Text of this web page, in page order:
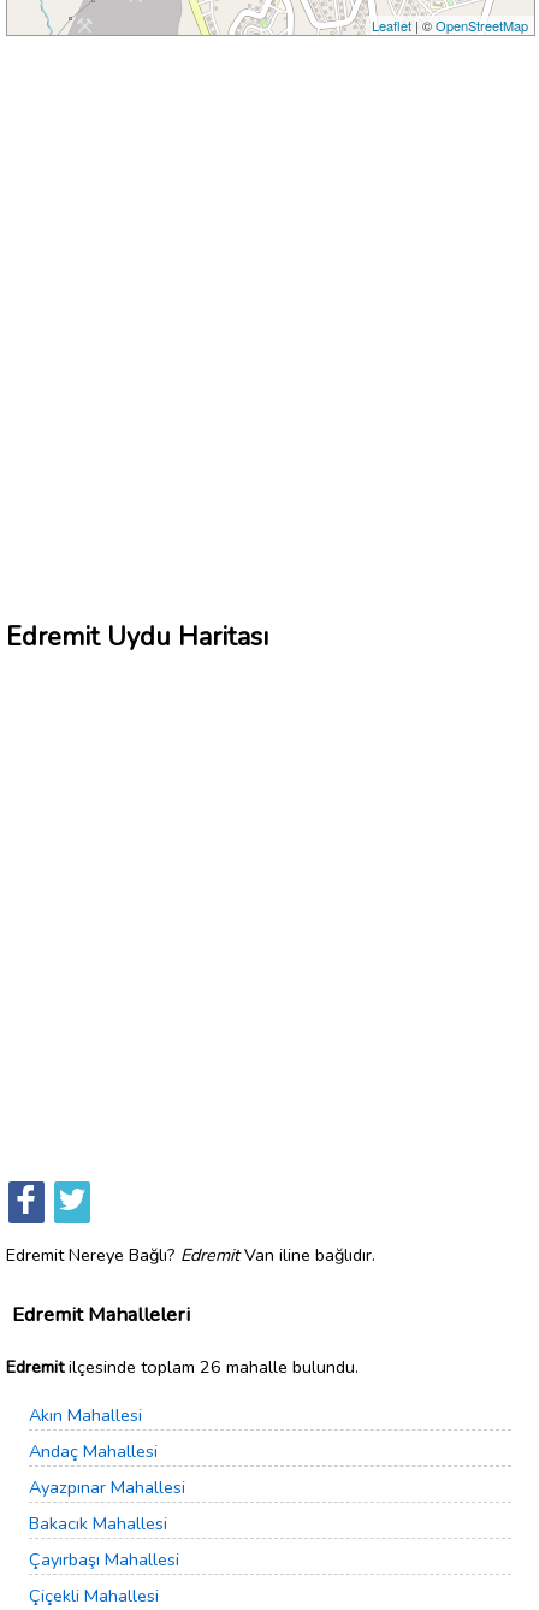
Leaflet | ©OpenStreetMap
Edremit Uydu Haritası
Edremit Nereye Bağlı? EdremitVan iline bağlıdır.
Edremit Mahalleleri
Edremitilçesinde toplam 26 mahalle bulundu.
Akın Mahallesi
Andaç Mahallesi
Ayazpınar Mahallesi
Bakacık Mahallesi
Çayırbaşı Mahallesi
Çiçekli Mahallesi